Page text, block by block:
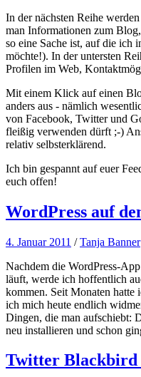
In der nächsten Reihe
man Informationen zum
so eine Sache ist, auf die ich
möchte!). In der untersten
Profilen im Web,
Mit einem Klick auf einen
anders aus - nämlich
von Facebook, Twitter und
fleißig verwenden dürft ;-)
relativ selbsterklärend.
Ich bin gespannt auf euer
euch offen!
WordPress auf
4. Januar 2011 /Tanja Banner
Nachdem die WordPress-
läuft, werde ich hoffentlich
kommen. Seit Monaten hatte
ich mich heute endlich
Dingen, die man aufschiebt:
neu installieren und schon
Twitter Blackbird